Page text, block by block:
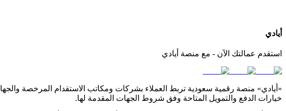
أيادي
استقدم عمالتك الآن - مع منصة أيادي
«أيادي» منصة رقمية سعودية تربط العملاء بشركات ومكاتب الاستقدام المرخصة
خيارات الدفع والتمويل المتاحة وفق شروط الجهات المقدمة لها.